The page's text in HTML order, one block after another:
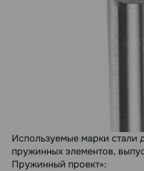
Используемые марки стали
пружинных элементов,
Пружинный проект»: